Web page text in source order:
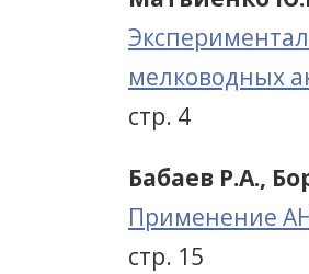
мелководных
стр. 4
Бабаев Р.А.,
Применение
стр. 15